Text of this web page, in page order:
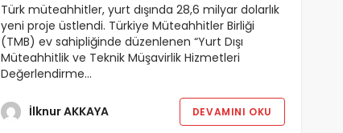
Türk müteahhitler, yurt dışında 28,6 milyar dolarlık
yeni proje üstlendi. Türkiye Müteahhitler Birliği
(TMB) ev sahipliğinde düzenlenen “Yurt Dışı
Müteahhitlik ve Teknik Müşavirlik Hizmetleri
Değerlendirme…
İlknur AKKAYA DEVAMINI OKU